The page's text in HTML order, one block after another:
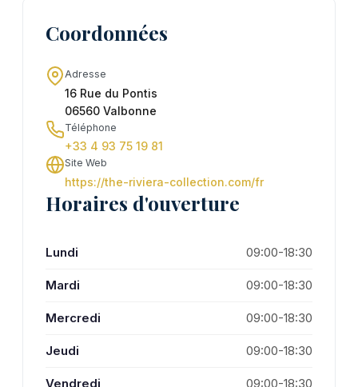
Coordonnées
Adresse
16 Rue du Pontis
06560 Valbonne
Téléphone
+33 4 93 75 19 81
Site Web
https://the-riviera-collection.com/fr
Horaires d'ouverture
Lundi 09:00-18:30
Mardi 09:00-18:30
Mercredi 09:00-18:30
Jeudi 09:00-18:30
Vendredi 09:00-18:30